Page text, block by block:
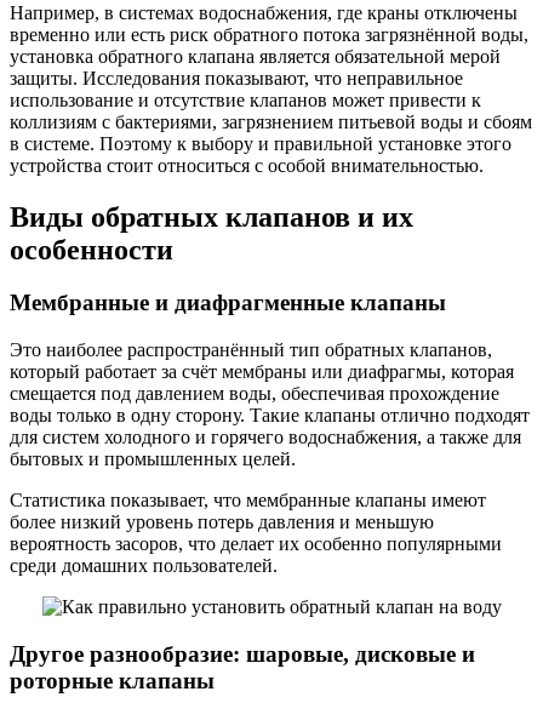
Например, в системах водоснабжения, где краны отключены
временно или есть риск обратного потока загрязнённой воды,
установка обратного клапана является обязательной мерой
защиты. Исследования показывают, что неправильное
использование и отсутствие клапанов может привести к
коллизиям с бактериями, загрязнением питьевой воды и сбоям
в системе. Поэтому к выбору и правильной установке этого
устройства стоит относиться с особой внимательностью.
Виды обратных клапанов и их
особенности
Мембранные и диафрагменные клапаны
Это наиболее распространённый тип обратных клапанов,
который работает за счёт мембраны или диафрагмы, которая
смещается под давлением воды, обеспечивая прохождение
воды только в одну сторону. Такие клапаны отлично подходят
для систем холодного и горячего водоснабжения, а также для
бытовых и промышленных целей.
Статистика показывает, что мембранные клапаны имеют
более низкий уровень потерь давления и меньшую
вероятность засоров, что делает их особенно популярными
среди домашних пользователей.
Другое разнообразие: шаровые, дисковые и
роторные клапаны